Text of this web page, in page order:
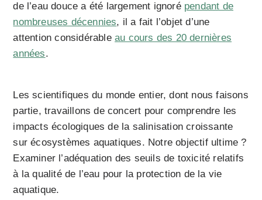
de l’eau douce a été largement ignoré pendant de
nombreuses décennies, il a fait l’objet d’une
attention considérableau cours des 20 dernières
années.
Les scientifiques du monde entier, dont nous faisons
partie, travaillons de concert pour comprendre les
impacts écologiques de la salinisation croissante
sur écosystèmes aquatiques. Notre objectif ultime ?
Examiner l’adéquation des seuils de toxicité relatifs
à la qualité de l’eau pour la protection de la vie
aquatique.